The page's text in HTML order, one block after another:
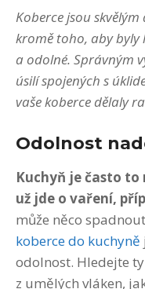
Koberce jsou
kromě toho, aby byly
a odolné. Správným
úsilí spojených s
vaše koberce dělaly
Odolnost
Kuchyň je často to
už jde o vaření,
může něco
koberce do kuchyně
odolnost. Hledejte
z umělých vláken,